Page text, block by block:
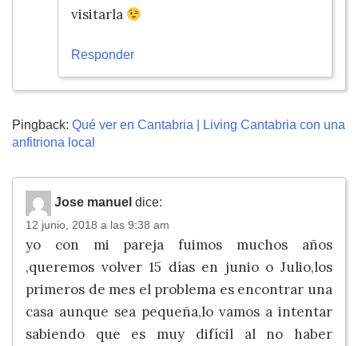
visitarla
Responder
Pingback: Qué ver en Cantabria | Living Cantabria con una
anfitriona local
Jose manuel dice:
12 junio, 2018 a las 9:38 am
yo con mi pareja fuimos muchos años
,queremos volver 15 días en junio o Julio,los
primeros de mes el problema es encontrar una
casa aunque sea pequeña,lo vamos a intentar
sabiendo que es muy difícil al no haber